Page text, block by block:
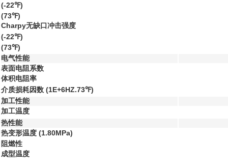
(-22℉)
(73℉)
Charpy无缺口冲击强度
(-22℉)
(73℉)
电气性能
表面电阻系数
体积电阻率
介质损耗因数 (1E+6HZ.73℉)
加工性能
加工温度
热性能
热变形温度 (1.80MPa)
阻燃性
成型温度